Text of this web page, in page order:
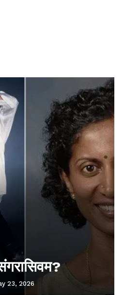
23, 2026